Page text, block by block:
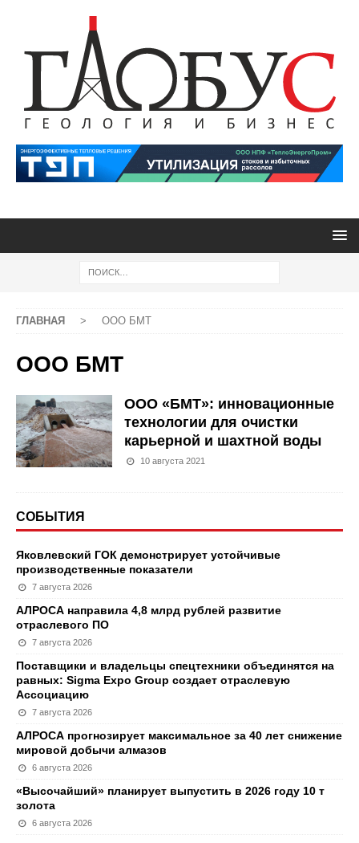
ГЛАВНАЯ > ООО БМТ
ООО БМТ
ООО «БМТ»: инновационные
технологии для очистки
карьерной и шахтной воды
10 августа 2021
СОБЫТИЯ
Яковлевский ГОК демонстрирует устойчивые
производственные показатели
7 августа 2026
АЛРОСА направила 4,8 млрд рублей развитие
отраслевого ПО
7 августа 2026
Поставщики и владельцы спецтехники объединятся на
равных: Sigma Expo Group создает отраслевую
Ассоциацию
7 августа 2026
АЛРОСА прогнозирует максимальное за 40 лет снижение
мировой добычи алмазов
6 августа 2026
«Высочайший» планирует выпустить в 2026 году 10 т
золота
6 августа 2026